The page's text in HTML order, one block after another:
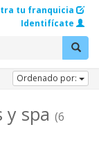
tu franquicia
Identifícate
Ordenado por:
y spa (6